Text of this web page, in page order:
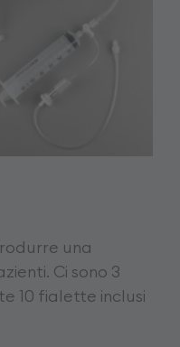
una
Ci sono 3
10 fialette inclusi